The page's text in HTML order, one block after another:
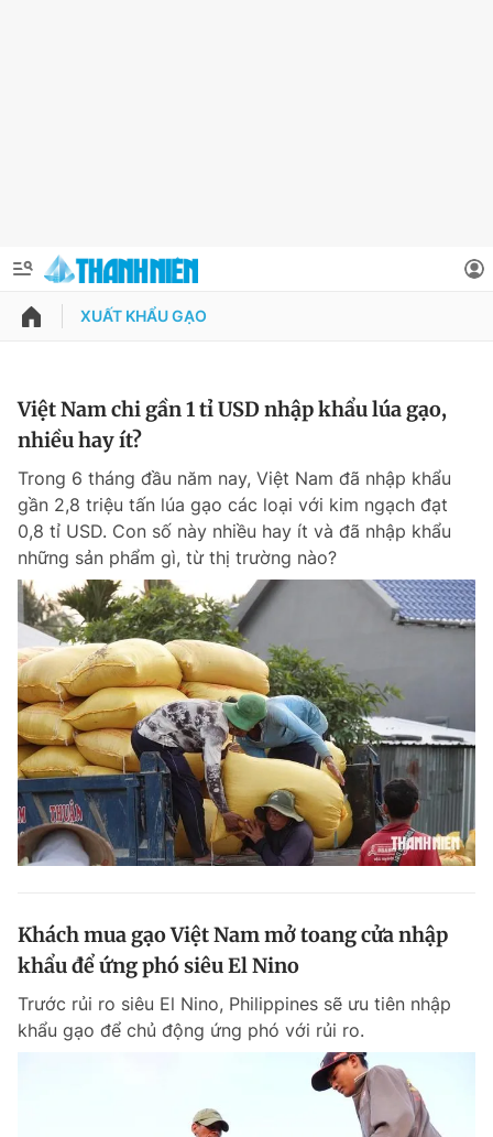
QUẢNG CÁO ĐẶT BÁO
Chuyên mục khác
Chào ngày mới Tin 24h
Tin thị trường Tin 360
Video Magazine
Sản phẩm khác
Tiện ích Bạn cần biết
Thông tin tài khoản
Đổi mật khẩu
Tin đã lưu
Tin đã xem
Đăng xuất
XUẤT KHẨU GẠO
Việt Nam chi gần 1 tỉ USD nhập khẩu lúa gạo,
nhiều hay ít?
Trong 6 tháng đầu năm nay, Việt Nam đã nhập khẩu
gần 2,8 triệu tấn lúa gạo các loại với kim ngạch đạt
0,8 tỉ USD. Con số này nhiều hay ít và đã nhập khẩu
những sản phẩm gì, từ thị trường nào?
Khách mua gạo Việt Nam mở toang cửa nhập
khẩu để ứng phó siêu El Nino
Trước rủi ro siêu El Nino, Philippines sẽ ưu tiên nhập
khẩu gạo để chủ động ứng phó với rủi ro.